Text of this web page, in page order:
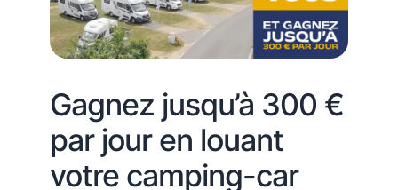
Gagnez jusqu’à 300 €
par jour en louant
votre camping-car